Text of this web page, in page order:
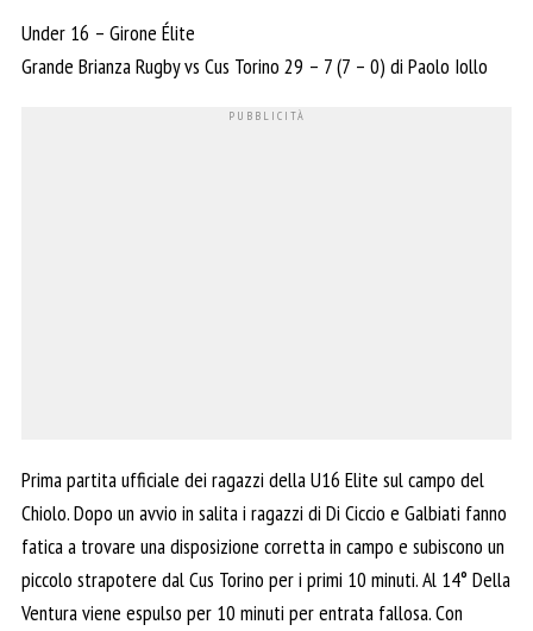
Under 16 – Girone Élite
Grande Brianza Rugby vs Cus Torino 29 – 7 (7 – 0) di Paolo Iollo
Prima partita ufficiale dei ragazzi della U16 Elite sul campo del
Chiolo. Dopo un avvio in salita i ragazzi di Di Ciccio e Galbiati fanno
fatica a trovare una disposizione corretta in campo e subiscono un
piccolo strapotere dal Cus Torino per i primi 10 minuti. Al 14° Della
Ventura viene espulso per 10 minuti per entrata fallosa. Con